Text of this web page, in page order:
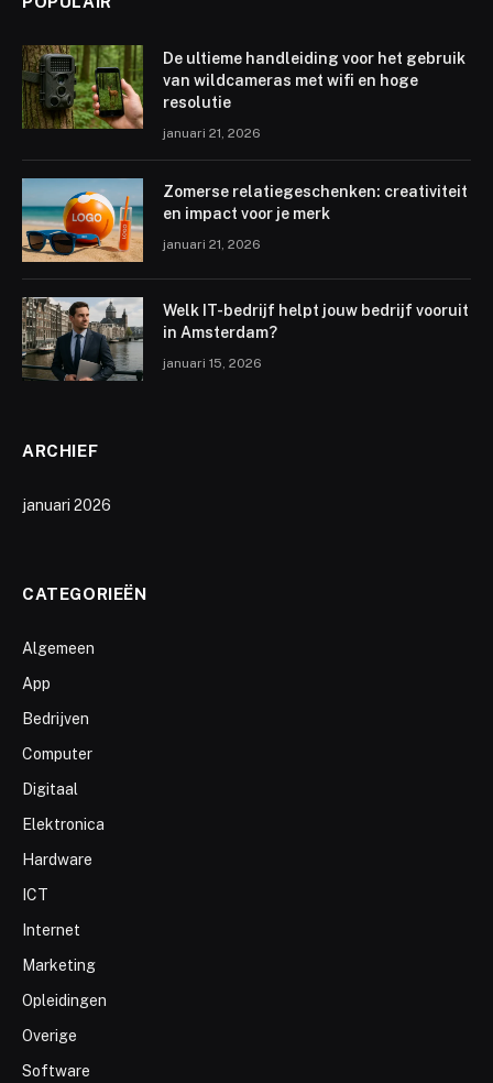
De ultieme handleiding voor het gebruik
van wildcameras met wifi en hoge
resolutie
januari 21, 2026
Zomerse relatiegeschenken: creativiteit
en impact voor je merk
januari 21, 2026
Welk IT-bedrijf helpt jouw bedrijf vooruit
in Amsterdam?
januari 15, 2026
ARCHIEF
januari 2026
CATEGORIEËN
Algemeen
App
Bedrijven
Computer
Digitaal
Elektronica
Hardware
ICT
Internet
Marketing
Opleidingen
Overige
Software